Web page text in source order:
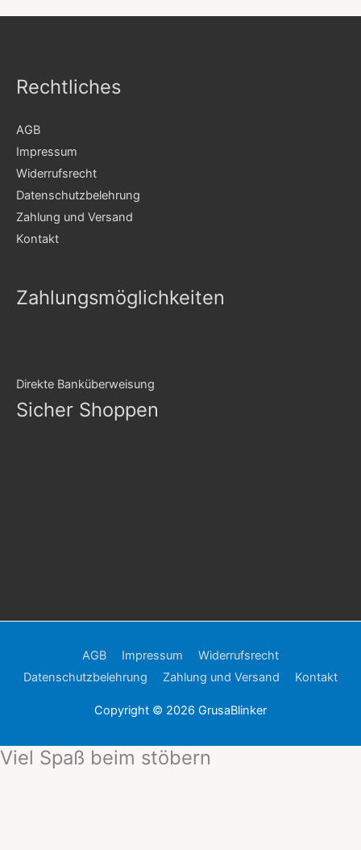
Rechtliches
AGB
Impressum
Widerrufsrecht
Datenschutzbelehrung
Zahlung und Versand
Kontakt
Zahlungsmöglichkeiten
Direkte Banküberweisung
Sicher Shoppen
AGB Impressum
Widerrufsrecht
Datenschutzbelehrung
Zahlung und Versand Kontakt
Copyright © 2026 GrusaBlinker
Viel Spaß beim stöbern